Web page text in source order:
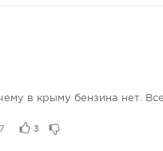
в крыму бензина нет.
3